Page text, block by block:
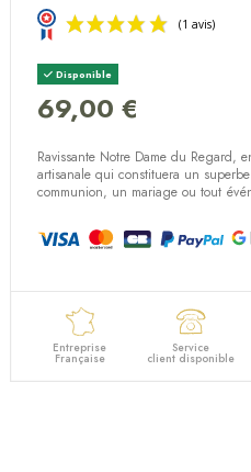
(1 avis)
Disponible
69,00 €
Ravissante Notre Dame du Regard,
artisanale qui constituera un
communion, un mariage ou tout
Entreprise
Française
Service
client disponible